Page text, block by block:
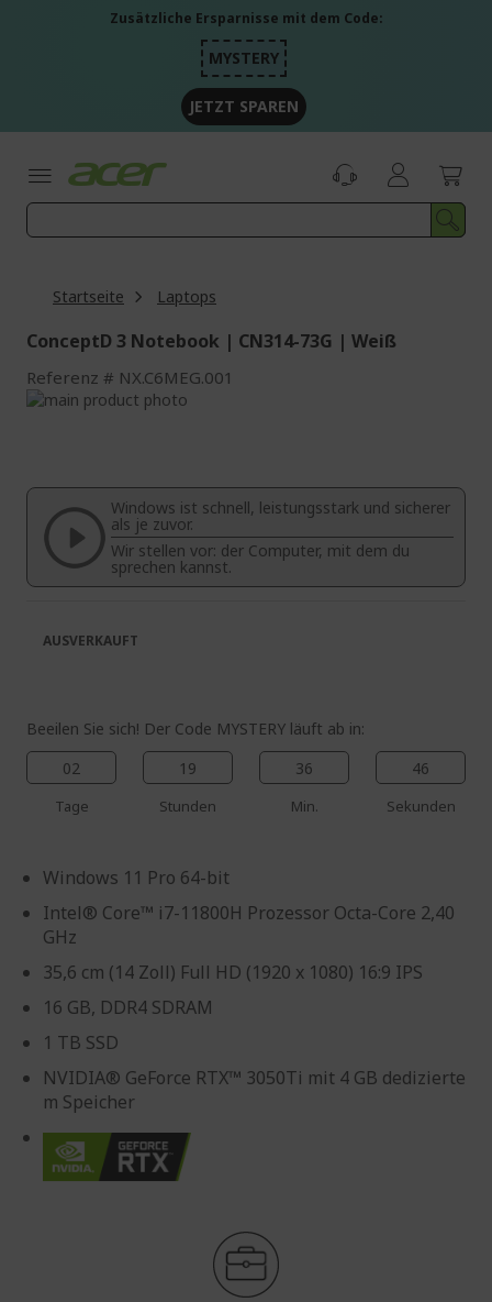
Zusätzliche Ersparnisse mit dem Code:
MYSTERY
JETZT SPAREN
Startseite Laptops
ConceptD 3 Notebook | CN314-73G | Weiß
Referenz NX.C6MEG.001
Zum
springen
Bildgalerie
springen
Windows ist schnell, leistungsstark und sicherer
als je zuvor.
Wir stellen vor: der Computer, mit dem du
sprechen kannst.
Beeilen Sie sich! Der Code MYSTERY läuft ab in:
02
Tage
19
Stunden
36
Min.
45
Sekunden
Windows 11 Pro 64-bit
Intel® Core™ i7-11800H Prozessor Octa-Core 2,40
GHz
35,6 cm (14 Zoll) Full HD (1920 x 1080) 16:9 IPS
16 GB, DDR4 SDRAM
1 TB SSD
NVIDIA® GeForce RTX™ 3050Ti mit 4 GB dedizierte
m Speicher
AUSVERKAUFT